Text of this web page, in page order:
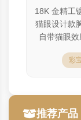
18K 金精工
猫眼设计款
自带猫眼效
彩
推荐产品